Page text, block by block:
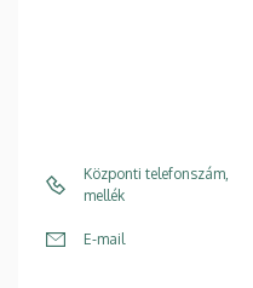
Központi telefonszám,
mellék
E-mail